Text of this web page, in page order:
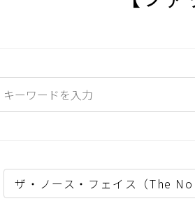
ザ・ノース・フェイス（The